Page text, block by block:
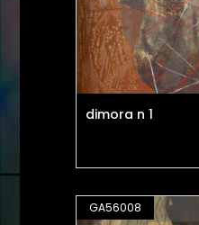
dimora n 1
GA56008